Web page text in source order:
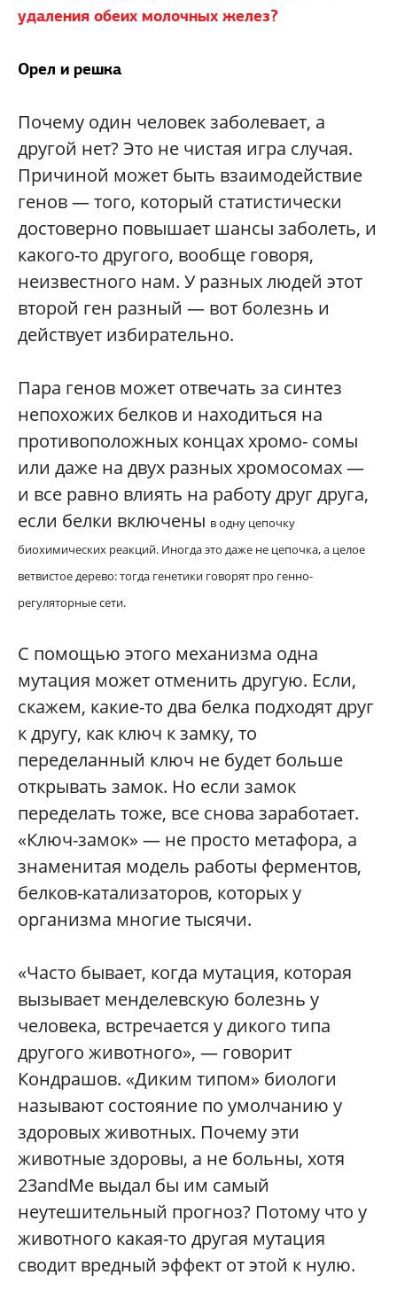
удаления обеих молочных желез?
Орел и решка
Почему один человек заболевает, а
другой нет? Это не чистая игра случая.
Причиной может быть взаимодействие
генов — того, который статистически
достоверно повышает шансы заболеть, и
какого-то другого, вообще говоря,
неизвестного нам. У разных людей этот
второй ген разный — вот болезнь и
действует избирательно.
Пара генов может отвечать за синтез
непохожих белков и находиться на
противоположных концах хромо- сомы
или даже на двух разных хромосомах —
и все равно влиять на работу друг друга,
если белки включены в одну цепочку
биохимических реакций. Иногда это даже не цепочка, а целое
ветвистое дерево: тогда генетики говорят про генно-
регуляторные сети.
С помощью этого механизма одна
мутация может отменить другую. Если,
скажем, какие-то два белка подходят друг
к другу, как ключ к замку, то
переделанный ключ не будет больше
открывать замок. Но если замок
переделать тоже, все снова заработает.
«Ключ-замок» — не просто метафора, а
знаменитая модель работы ферментов,
белков-катализаторов, которых у
организма многие тысячи.
«Часто бывает, когда мутация, которая
вызывает менделевскую болезнь у
человека, встречается у дикого типа
другого животного», — говорит
Кондрашов. «Диким типом» биологи
называют состояние по умолчанию у
здоровых животных. Почему эти
животные здоровы, а не больны, хотя
23andMe выдал бы им самый
неутешительный прогноз? Потому что у
животного какая-то другая мутация
сводит вредный эффект от этой к нулю.